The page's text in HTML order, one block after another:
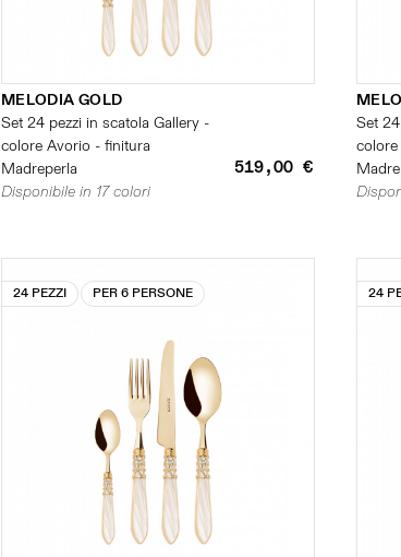
MELODIA GOLD
Set 24 pezzi in scatola Gallery -
colore Avorio - finitura
Madreperla
519,00 €
Disponibile in 17 colori
Set
24 PEZZI PER 6 PERSONE 24